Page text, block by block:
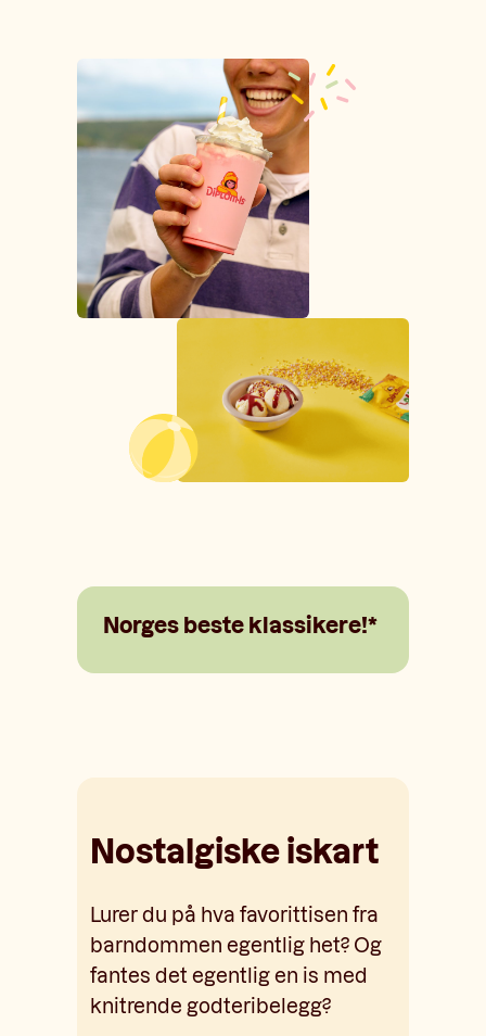
Norges beste klassikere!*
Nostalgiske iskart
Lurer du på hva favorittisen fra
barndommen egentlig het? Og
fantes det egentlig en is med
knitrende godteribelegg?